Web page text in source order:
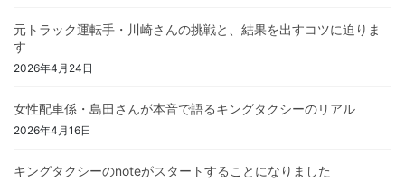
元トラック運転手・川崎さんの挑戦と、結果を出すコツに迫りま
す
2026年4月24日
女性配車係・島田さんが本音で語るキングタクシーのリアル
2026年4月16日
キングタクシーのnoteがスタートすることになりました